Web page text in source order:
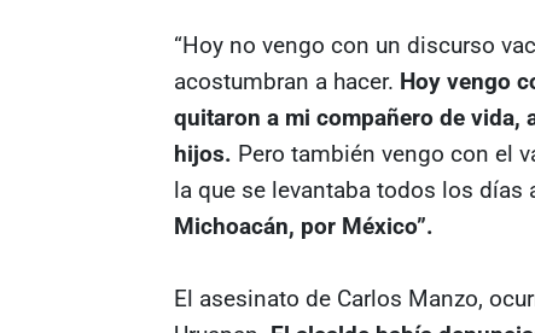
“Hoy no vengo con un discurso
acostumbran a hacer. Hoy vengo
quitaron a mi compañero de vida,
hijos. Pero también vengo con el
la que se levantaba todos los días
Michoacán, por México”.
El asesinato de Carlos Manzo,